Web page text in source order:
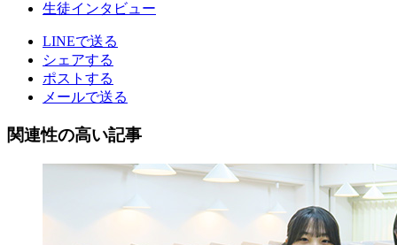
生徒インタビュー
LINEで送る
シェアする
ポストする
メールで送る
関連性の高い記事